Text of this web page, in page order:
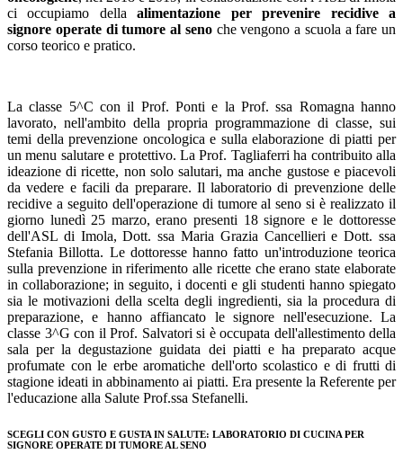
ci occupiamo dellaalimentazione per prevenire recidive a
signore operate di tumore al senoche vengono a scuola a fare un
corso teorico e pratico.
La classe 5^C con il Prof. Ponti e la Prof. ssa Romagna hanno
lavorato, nell'ambito della propria programmazione di classe, sui
temi della prevenzione oncologica e sulla elaborazione di piatti per
un menu salutare e protettivo. La Prof. Tagliaferri ha contribuito alla
ideazione di ricette, non solo salutari, ma anche gustose e piacevoli
da vedere e facili da preparare. Il laboratorio di prevenzione delle
recidive a seguito dell'operazione di tumore al seno si è realizzato il
giorno lunedì 25 marzo, erano presenti 18 signore e le dottoresse
dell'ASL di Imola, Dott. ssa Maria Grazia Cancellieri e Dott. ssa
Stefania Billotta. Le dottoresse hanno fatto un'introduzione teorica
sulla prevenzione in riferimento alle ricette che erano state elaborate
in collaborazione; in seguito, i docenti e gli studenti hanno spiegato
sia le motivazioni della scelta degli ingredienti, sia la procedura di
preparazione, e hanno affiancato le signore nell'esecuzione. La
classe 3^G con il Prof. Salvatori si è occupata dell'allestimento della
sala per la degustazione guidata dei piatti e ha preparato acque
profumate con le erbe aromatiche dell'orto scolastico e di frutti di
stagione ideati in abbinamento ai piatti. Era presente la Referente per
l'educazione alla Salute Prof.ssa Stefanelli.
SCEGLI CON GUSTO E GUSTA IN SALUTE: LABORATORIO DI CUCINA PER
SIGNORE OPERATE DI TUMORE AL SENO